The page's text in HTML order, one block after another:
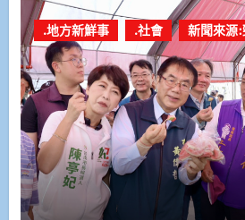
.地方新鮮事 .社會 新聞來源: